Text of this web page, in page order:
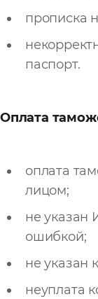
прописка
паспорт.
Оплата
оплата
лицом;
не указан
ошибкой;
не указан
неуплата